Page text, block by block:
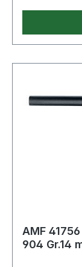
AMF
904 Gr.14